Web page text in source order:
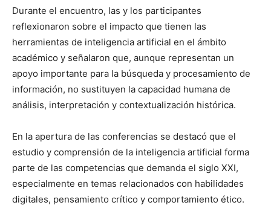
Durante el encuentro, las y los participantes
reflexionaron sobre el impacto que tienen las
herramientas de inteligencia artificial en el ámbito
académico y señalaron que, aunque representan un
apoyo importante para la búsqueda y procesamiento de
información, no sustituyen la capacidad humana de
análisis, interpretación y contextualización histórica.
En la apertura de las conferencias se destacó que el
estudio y comprensión de la inteligencia artificial forma
parte de las competencias que demanda el siglo XXI,
especialmente en temas relacionados con habilidades
digitales, pensamiento crítico y comportamiento ético.